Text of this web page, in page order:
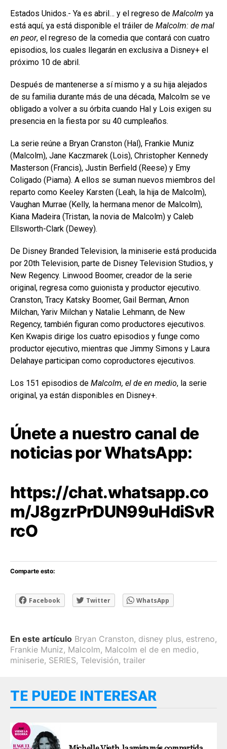
Estados Unidos.- Ya es abril… y el regreso de Malcolm ya
está aquí, ya está disponible el tráiler de Malcolm: de mal
en peor, el regreso de la comedia que contará con cuatro
episodios, los cuales llegarán en exclusiva a Disney+ el
próximo 10 de abril.
Después de mantenerse a sí mismo y a su hija alejados
de su familia durante más de una década, Malcolm se ve
obligado a volver a su órbita cuando Hal y Lois exigen su
presencia en la fiesta por su 40 cumpleaños.
La serie reúne a Bryan Cranston (Hal), Frankie Muniz
(Malcolm), Jane Kaczmarek (Lois), Christopher Kennedy
Masterson (Francis), Justin Berfield (Reese) y Emy
Coligado (Piama). A ellos se suman nuevos miembros del
reparto como Keeley Karsten (Leah, la hija de Malcolm),
Vaughan Murrae (Kelly, la hermana menor de Malcolm),
Kiana Madeira (Tristan, la novia de Malcolm) y Caleb
Ellsworth-Clark (Dewey).
De Disney Branded Television, la miniserie está producida
por 20th Television, parte de Disney Television Studios, y
New Regency. Linwood Boomer, creador de la serie
original, regresa como guionista y productor ejecutivo.
Cranston, Tracy Katsky Boomer, Gail Berman, Arnon
Milchan, Yariv Milchan y Natalie Lehmann, de New
Regency, también figuran como productores ejecutivos.
Ken Kwapis dirige los cuatro episodios y funge como
productor ejecutivo, mientras que Jimmy Simons y Laura
Delahaye participan como coproductores ejecutivos.
Los 151 episodios de Malcolm, el de en medio, la serie
original, ya están disponibles en Disney+.
Únete a nuestro canal de
noticias por WhatsApp:
https://chat.whatsapp.co
m/J8gzrPrDUN99uHdiSvR
rcO
Comparte esto:
Facebook Twitter WhatsApp
En este artículo Bryan Cranston, disney plus, estreno,
Frankie Muniz, Malcolm, Malcolm el de en medio,
miniserie, SERIES, Televisión, trailer
TE PUEDE INTERESAR